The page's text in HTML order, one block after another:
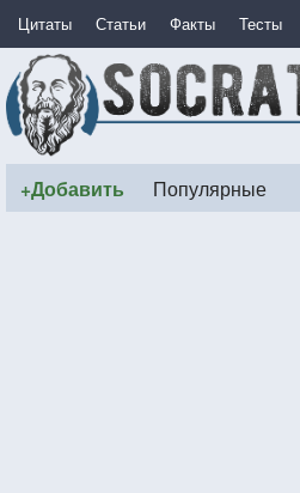
Цитаты Статьи Факты Тесты
+Добавить Популярные